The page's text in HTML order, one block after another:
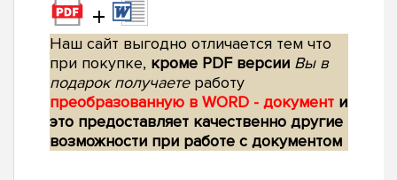
+
Наш сайт выгодно отличается тем что
при покупке, кроме PDF версии Вы в
подарок получаетеработу
преобразованную в WORD - документ и
это предоставляет качественно другие
возможности при работе с документом